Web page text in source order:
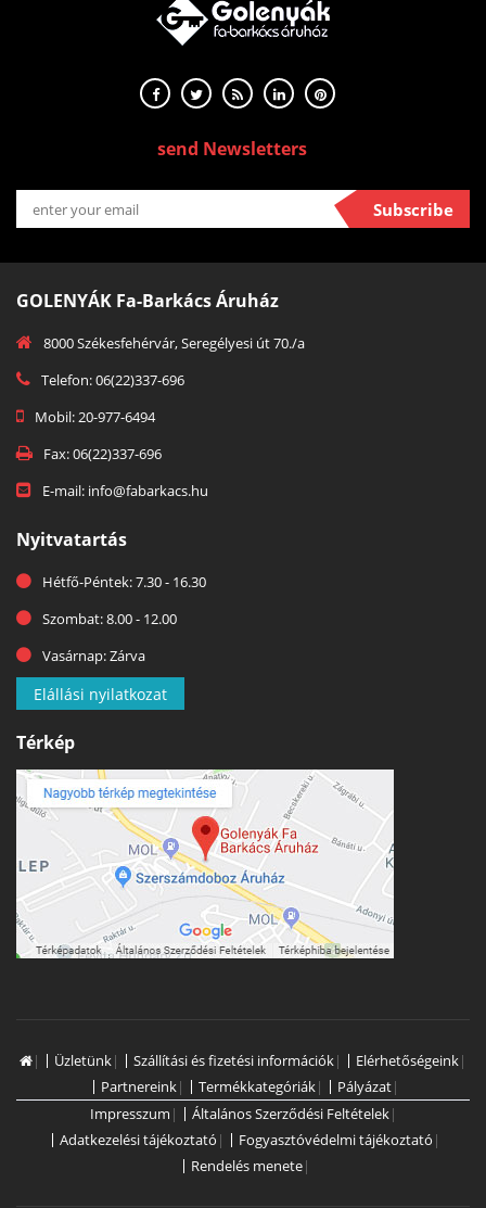
send Newsletters
Subscribe
GOLENYÁK Fa-Barkács Áruház
8000 Székesfehérvár, Seregélyesi út 70./a
Telefon: 06(22)337-696
Mobil: 20-977-6494
Fax: 06(22)337-696
E-mail: info@fabarkacs.hu
Nyitvatartás
Hétfő-Péntek: 7.30 - 16.30
Szombat: 8.00 - 12.00
Vasárnap: Zárva
Elállási nyilatkozat
Térkép
| Üzletünk| Szállítási és fizetési információk| Elérhetőségeink|
Partnereink| Termékkategóriák| Pályázat|
Impresszum | Általános Szerződési Feltételek|
Adatkezelési tájékoztató | Fogyasztóvédelmi tájékoztató |
Rendelés menete|